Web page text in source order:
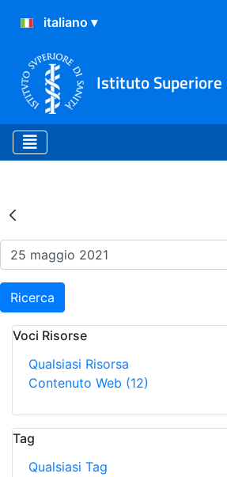
Istituto Superiore
Risultati della
Ricerca
Voci Risorse
Qualsiasi Risorsa
Contenuto Web (12)
Tag
Qualsiasi Tag